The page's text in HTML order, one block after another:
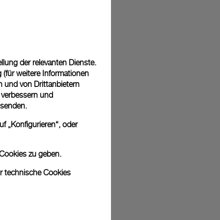
bei den Bildern um Archivfotos handelt. Die Farben und Größen
leicht abweichen.
der relevanten Dienste.
weitere Informationen
und von Drittanbietern
und
„Konfigurieren“, oder
zu geben.
technische Cookies